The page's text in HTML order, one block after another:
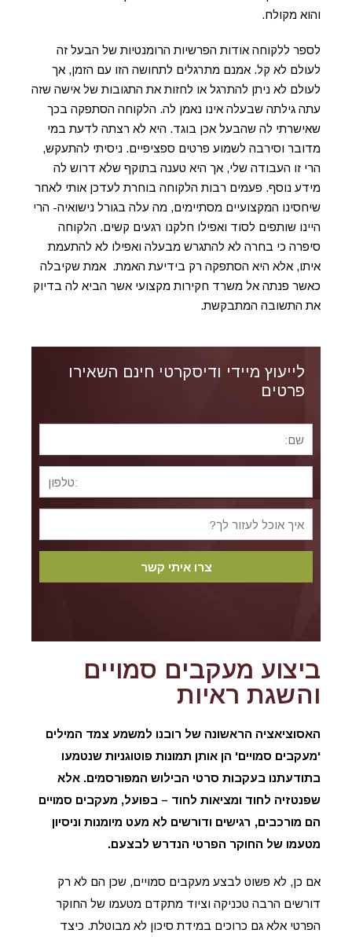
והוא מקולח.
לספר ללקוחה אודות הפרשיות הרומנטיות של הבעל זה
לעולם לא קל. אמנם מתרגלים לתחושה הזו עם הזמן, אך
לעולם לא ניתן להתרגל או לחזות את התגובות של אישה שזה
עתה גילתה שבעלה אינו נאמן לה. הלקוחה הסתפקה בכך
שאישרתי לה שהבעל אכן בוגד. היא לא רצתה לדעת במי
מדובר וסירבה לשמוע פרטים ספציפיים. ניסיתי להתעקש,
הרי זו העבודה שלי, אך היא טענה בתוקף שלא דרוש לה
מידע נוסף. פעמים רבות הלקוחה בוחרת לעדכן אותי לאחר
שיחסינו המקצועיים מסתיימים, מה עלה בגורל נישואיה- הרי
היינו שותפים לסוד ואפילו חלקנו רגעים קשים. הלקוחה
סיפרה כי בחרה לא להתגרש מבעלה ואפילו לא להתעמת
איתו, אלא היא הסתפקה רק בידיעת האמת. אמת שקיבלה
כאשר פנתה אל משרד חקירות מקצועי אשר הביא לה בדיוק
את התשובה המתבקשת.
לייעוץ מיידי ודיסקרטי חינם השאירו
פרטים
ביצוע מעקבים סמויים
והשגת ראיות
האסוציאציה הראשונה של רובנו למשמע צמד המילים
'מעקבים סמויים' הן אותן תמונות פוטוגניות שנטמעו
בתודעתנו בעקבות סרטי הבילוש המפורסמים. אלא
שפנטזיה לחוד ומציאות לחוד – בפועל, מעקבים סמויים
הם מורכבים, רגישים ודורשים לא מעט מיומנות וניסיון
מטעמו של החוקר הפרטי הנדרש לבצעם.
אם כן, לא פשוט לבצע מעקבים סמויים, שכן הם לא רק
דורשים הרבה טכניקה וציוד מתקדם מטעמו של החוקר
הפרטי אלא גם כרוכים במידת סיכון לא מבוטלת. כיצד